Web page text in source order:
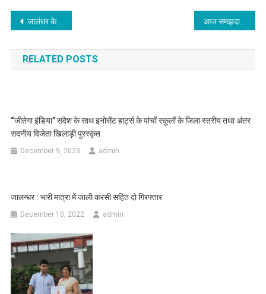
Post navigation
जालंधर के इस नेशनल Highway पर वाल्मीकि समाज ने लगाया धरना,लगा लंबा जाम आज समझदारी पूर्वक कार्य करें,कार्यक्षेत्र में आ रही परेशानियां कम होंगी,जाने आज का राशिफल
RELATED POSTS
“जीतेगा इंडिया” संदेश के साथ इनोसेंट हार्ट्स के पांचों स्कूलों के जिला स्तरीय तथा अंतर
सदनीय विजेता खिलाड़ी पुरस्कृत
December 9, 2023 admin
जालन्धर : भारी मात्रा में जाली करंसी सहित दो गिरफ्तार
December 10, 2022 admin